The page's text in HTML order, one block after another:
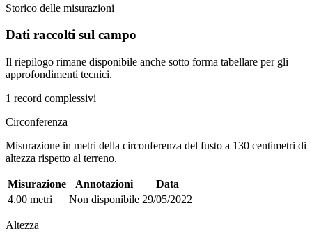
Storico delle misurazioni
Dati raccolti sul campo
Il riepilogo rimane disponibile anche sotto forma tabellare per gli
approfondimenti tecnici.
1 record complessivi
Circonferenza
Misurazione in metri della circonferenza del fusto a 130 centimetri di
altezza rispetto al terreno.
Misurazione Annotazioni
Data
4.00 metri
Non disponibile 29/05/2022
Altezza